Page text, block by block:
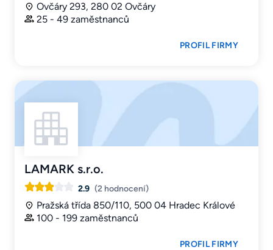
Ovčáry 293, 280 02 Ovčáry
25 - 49 zaměstnanců
PROFIL FIRMY
LAMARK s.r.o.
2.9 (2 hodnocení)
Pražská třída 850/110, 500 04 Hradec Králové
100 - 199 zaměstnanců
PROFIL FIRMY